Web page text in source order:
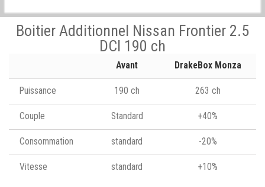
Boitier Additionnel Nissan Frontier 2.5
DCI 190 ch
Avant DrakeBox Monza
Puissance 190 ch 263 ch
Couple Standard +40%
Consommation standard -20%
Vitesse standard +10%